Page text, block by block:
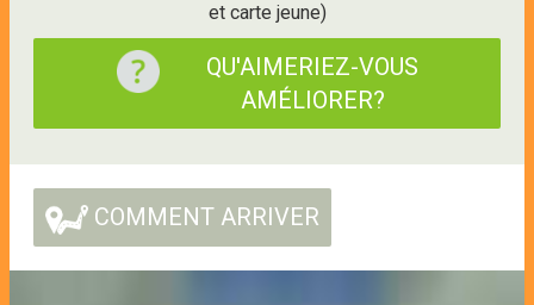
et carte jeune)
QU'AIMERIEZ-VOUS
AMÉLIORER?
COMMENT ARRIVER